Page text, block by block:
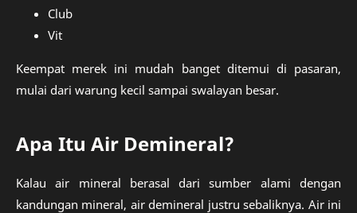
Club
Vit
Keempat merek ini mudah banget ditemui di pasaran,
mulai dari warung kecil sampai swalayan besar.
Apa Itu Air Demineral?
Kalau air mineral berasal dari sumber alami dengan
kandungan mineral, air demineral justru sebaliknya. Air ini